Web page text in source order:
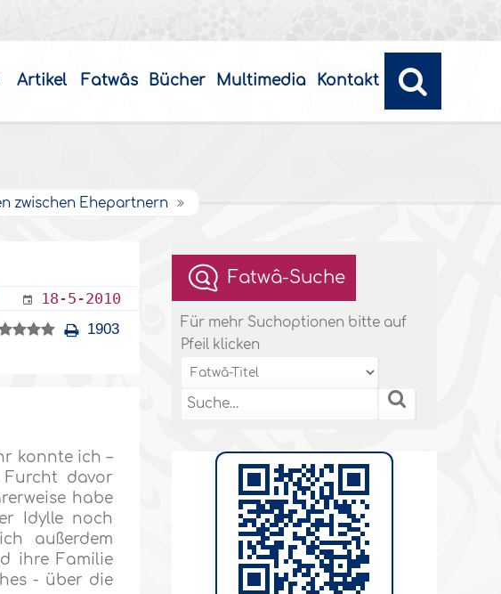
Artikel Fatwâs Bücher Multimedia Kontakt
zwischen Ehepartnern
18-5-2010
1903
konnte ich –
davor
habe
Idylle noch
außerdem
ihre Familie
- über die
Fatwâ-Suche
Für mehr Suchoptionen bitte auf
Pfeil klicken